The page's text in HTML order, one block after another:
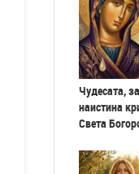
Чудесата,
наистина
Света